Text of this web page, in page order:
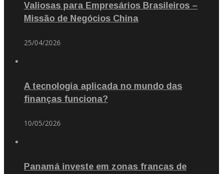
Valiosas para Empresários Brasileiros –
Missão de Negócios China
25/04/2026
A tecnologia aplicada no mundo das
finanças funciona?
10/05/2026
Panamá investe em zonas francas de